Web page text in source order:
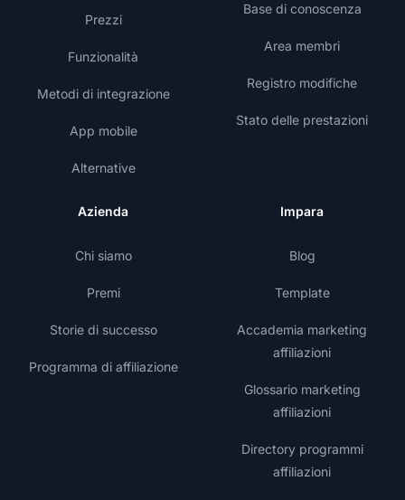
Prezzi
Funzionalità
Metodi di integrazione
App mobile
Alternative
Base di conoscenza
Area membri
Registro modifiche
Stato delle prestazioni
Azienda
Chi siamo
Premi
Storie di successo
Programma di affiliazione
Impara
Blog
Template
Accademia marketing
affiliazioni
Glossario marketing
affiliazioni
Directory programmi
affiliazioni